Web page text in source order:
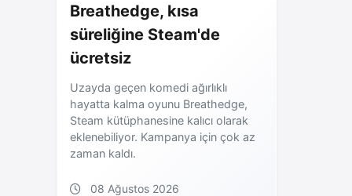
Breathedge, kısa
süreliğine Steam'de
ücretsiz
Uzayda geçen komedi ağırlıklı
hayatta kalma oyunu Breathedge,
Steam kütüphanesine kalıcı olarak
eklenebiliyor. Kampanya için çok az
zaman kaldı.
08 Ağustos 2026